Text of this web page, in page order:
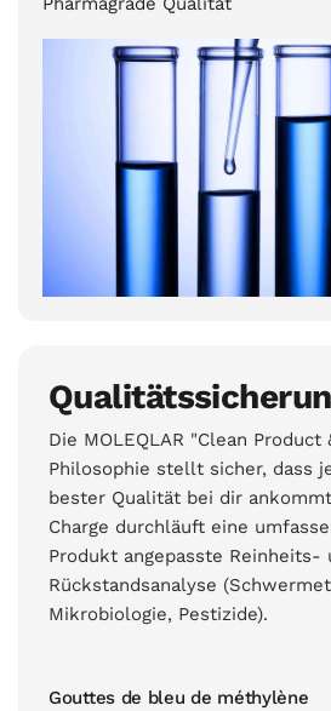
Die MOLEQLAR "Clean Product
Philosophie stellt sicher, dass
bester Qualität bei dir
Charge durchläuft eine
Produkt angepasste Reinheits-
Rückstandsanalyse
Mikrobiologie, Pestizide).
Gouttes de bleu de méthylène